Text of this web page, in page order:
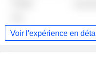
Voir l'expérience en